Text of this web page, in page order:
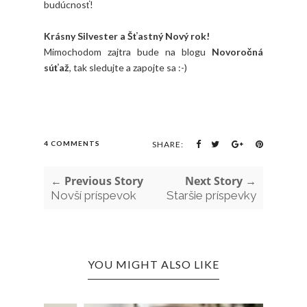
budúcnosť!
Krásny Silvester a Šťastný Nový rok!
Mimochodom zajtra bude na blogu Novoročná
súťaž, tak sledujte a zapojte sa :-)
4 COMMENTS SHARE:
← Previous Story
Novší príspevok
Next Story →
Staršie príspevky
YOU MIGHT ALSO LIKE